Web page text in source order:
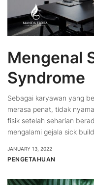
Mengenal
Syndrome
Sebagai karyawan yang
merasa penat, tidak
fisik setelah seharian
mengalami gejala sick
JANUARY 13, 2022
PENGETAHUAN